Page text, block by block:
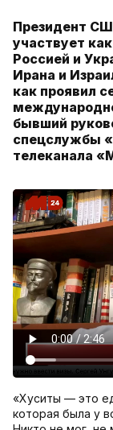
Президент
участвует
Россией и
Ирана и
как проявил
бывший
спецслужбы
телеканала
«Хуситы — это
которая была у